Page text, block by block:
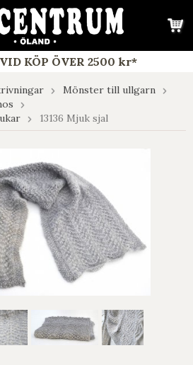
KÖP ÖVER 2500 kr*
Mönster till ullgarn
13136 Mjuk sjal